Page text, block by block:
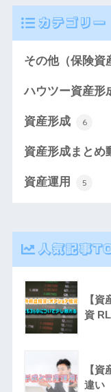
カテゴリー
その他（保険資
ハウツー資産形
資産形成 6
資産形成まとめ
資産運用 5
人気記事
【
資
【
違い